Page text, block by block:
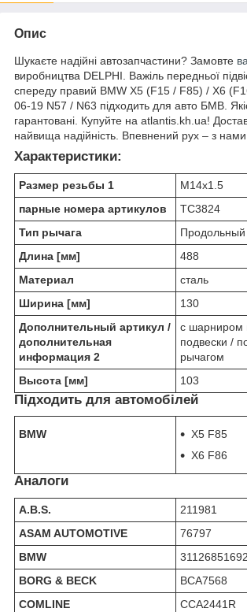
Опис
Шукаєте надійні автозапчастини? Замовте
виробництва DELPHI. Важіль передньої
спереду правий BMW X5 (F15 / F85) / X6
06-19 N57 / N63 підходить для авто БМВ.
гарантовані. Купуйте на atlantis.kh.ua!
найвища надійність. Впевнений рух – з нами
Характеристики:
Размер резьбы 1
M14x1.5
парные номера артикулов
TC3824
Тип рычага
Продольный
Длина [мм]
488
Материал
сталь
Ширина [мм]
130
Дополнительный артикул /
дополнительная
информация 2
c шарниром
подвески /
рычагом
Высота [мм]
103
Підходить для автомобілей
BMW
X5 F85
X6 F86
Аналоги
A.B.S.
211981
ASAM AUTOMOTIVE
76797
BMW
31126851692
BORG & BECK
BCA7568
COMLINE
CCA2441R